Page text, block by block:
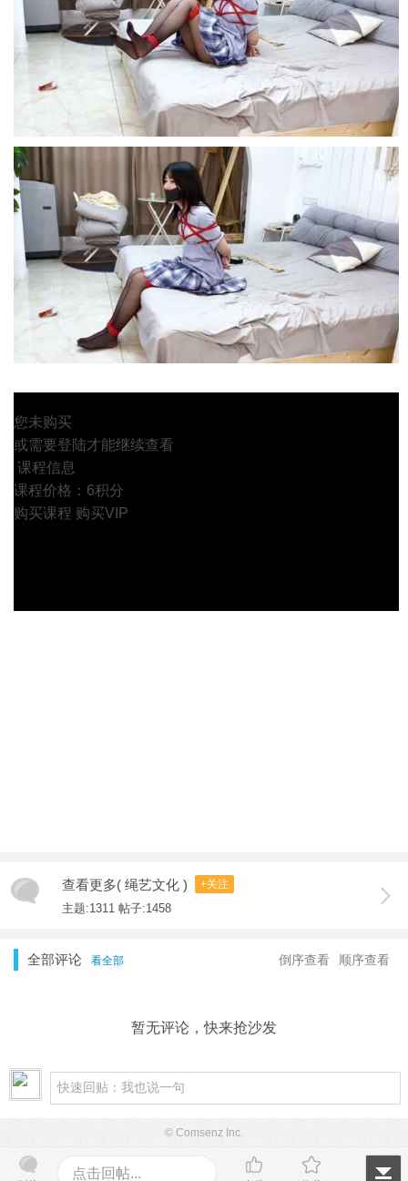
您未购买
或需要登陆才能继续查看
课程信息
课程价格：6积分
购买课程 购买VIP
查看更多( 绳艺文化 ) +关注
主题:1311 帖子:1458
全部评论 看全部 顺序查看
倒序查看
暂无评论，快来抢沙发
点击回帖...
© Comsenz Inc.